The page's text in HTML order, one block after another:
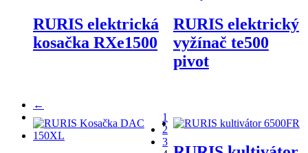
RURIS elektrická
kosačka RXe1500
RURIS elektrický
vyžínač te500
pivot
←
1
2
3